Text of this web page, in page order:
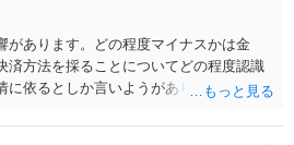
があります。どの程度マイナスかは金
済方法を採ることについてどの程度認識
に依るとしか言いようがありません。 と
ることをお勧めします。